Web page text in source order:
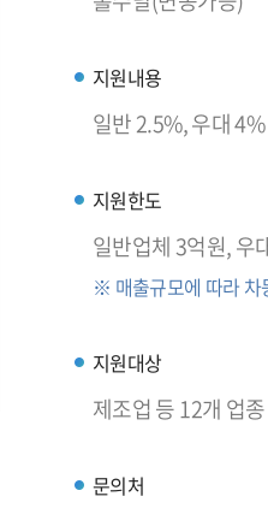
지원내용
일반 2.5%, 우대
지원한도
일반업체 3억원, 우
※ 매출규모에 따라 차
지원대상
제조업 등 12개 업종
문의처